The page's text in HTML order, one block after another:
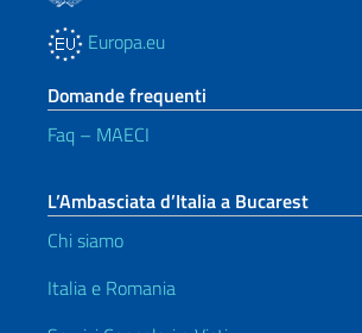
Europa.eu
Domande frequenti
Faq – MAECI
L’Ambasciata d’Italia a Bucarest
Chi siamo
Italia e Romania